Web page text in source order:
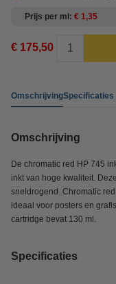
Prijs per ml € 1,35
€ 175,50
OmschrijvingSpecificaties
Omschrijving
De chromatic red HP 745
inkt van hoge kwaliteit.
sneldrogend. Chromatic
ideaal voor posters en
cartridge bevat 130 ml.
Specificaties